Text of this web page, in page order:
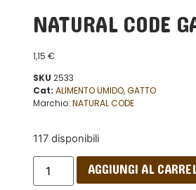
NATURAL CODE
1,15 €
SKU 2533
Cat: ALIMENTO UMIDO,GATTO
Marchio: NATURAL CODE
117 disponibili
AGGIUNGI AL